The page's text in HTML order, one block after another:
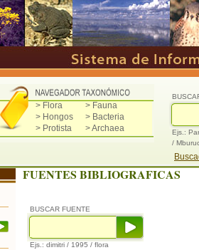
> Flora
> Fauna
> Hongos
> Bacteria
> Protista
> Archaea
Ejs.:
/
FUENTES BIBLIOGRAFICAS
BUSCAR FUENTE
Ejs.: dimitri / 1995 / flora